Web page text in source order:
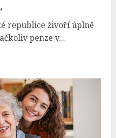
republice živoří úplně
penze v...